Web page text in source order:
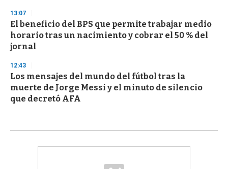
13:07
El beneficio del BPS que permite trabajar medio
horario tras un nacimiento y cobrar el 50 % del
jornal
12:43
Los mensajes del mundo del fútbol tras la
muerte de Jorge Messi y el minuto de silencio
que decretó AFA